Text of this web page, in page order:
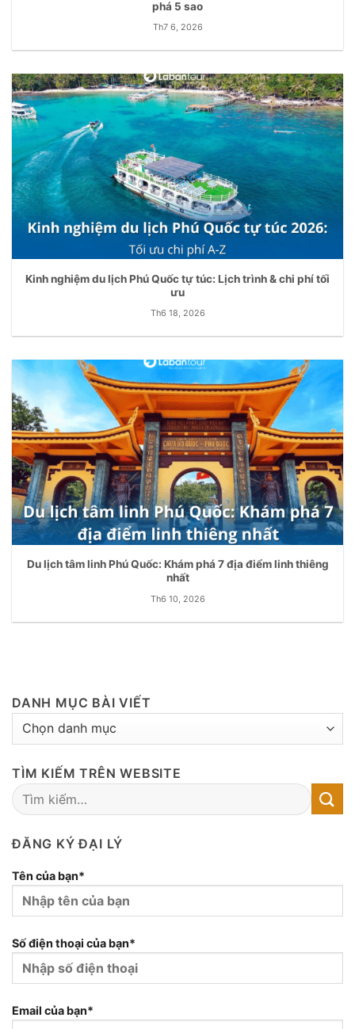
phá 5 sao
Th7 6, 2026
Kinh nghiệm du lịch Phú Quốc tự túc: Lịch trình & chi phí tối
ưu
Th6 18, 2026
Du lịch tâm linh Phú Quốc: Khám phá 7 địa điểm linh thiêng
nhất
Th6 10, 2026
DANH MỤC BÀI VIẾT
DANH
VIẾT
TÌM KIẾM TRÊN WEBSITE
ĐĂNG KÝ ĐẠI LÝ
Tên của bạn*
Số điện thoại của bạn*
Email của bạn*